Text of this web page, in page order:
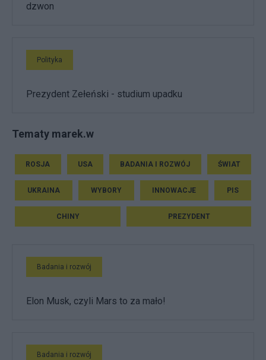
dzwon
Polityka
Prezydent Zełeński - studium upadku
Tematy marek.w
ROSJA USA BADANIA I ROZWÓJ ŚWIAT
UKRAINA WYBORY INNOWACJE PIS
CHINY PREZYDENT
Badania i rozwój
Elon Musk, czyli Mars to za mało!
Badania i rozwój